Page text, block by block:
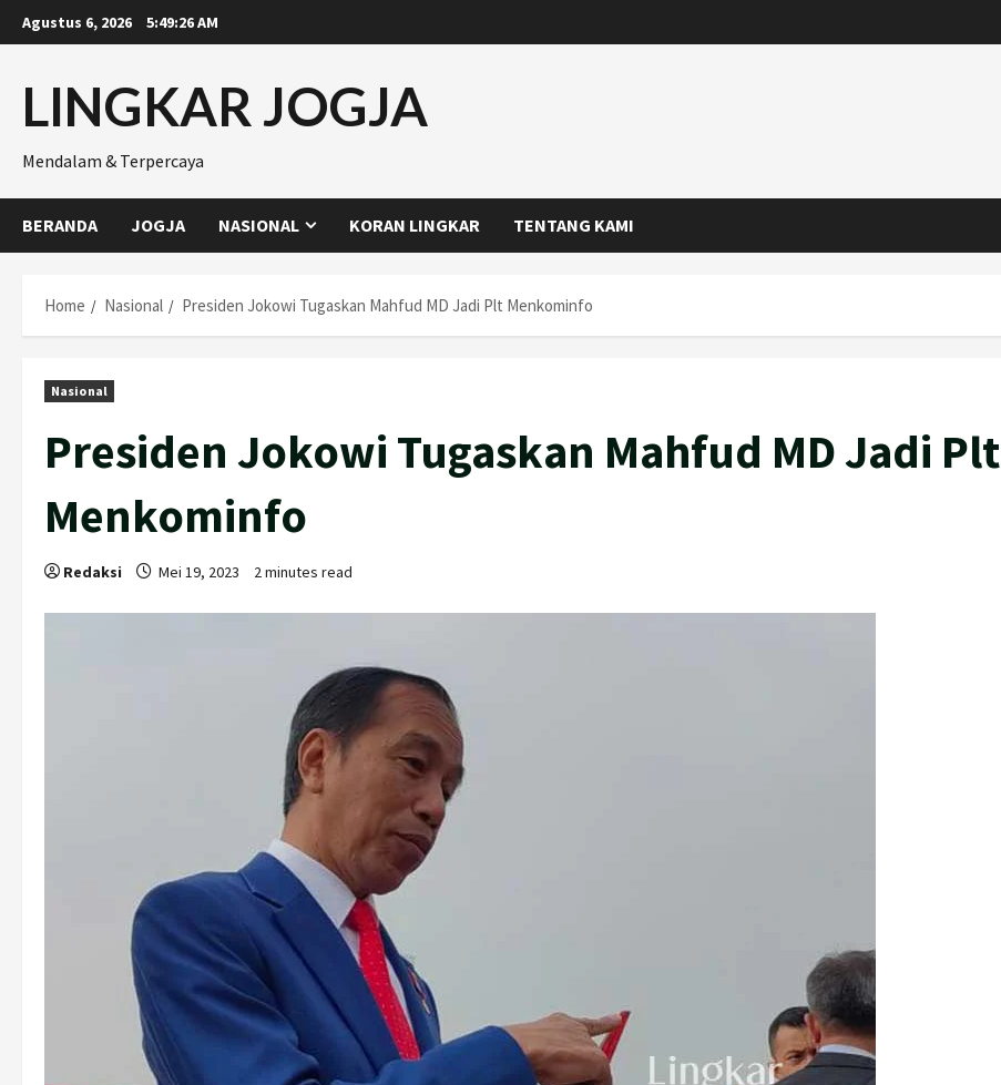
Skip
to
Agustus 6, 2026 5:49:27 AM
LINGKAR JOGJA
Mendalam & Terpercaya
BERANDA JOGJA NASIONAL KORAN LINGKAR TENTANG KAMI
Home Nasional Presiden Jokowi Tugaskan Mahfud MD Jadi Plt Menkominfo
Nasional
Presiden Jokowi Tugaskan Mahfud MD Jadi Plt
Menkominfo
Redaksi Mei 19, 2023 2 minutes read